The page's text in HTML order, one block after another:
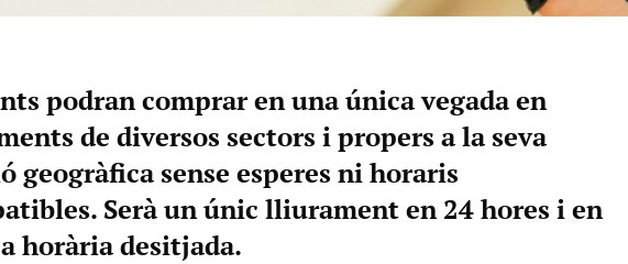
podran comprar en una única vegada en
de diversos sectors i propers a la seva
geogràfica sense esperes ni horaris
Serà un únic lliurament en 24 hores i en
horària desitjada.